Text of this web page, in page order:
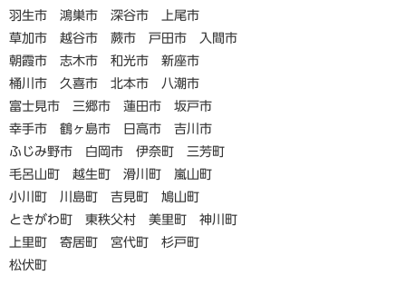
羽生市 鴻巣市 深谷市 上尾市
草加市 越谷市 蕨市 戸田市 入間市
朝霞市 志木市 和光市 新座市
桶川市 久喜市 北本市 八潮市
富士見市 三郷市 蓮田市 坂戸市
幸手市 鶴ヶ島市 日高市 吉川市
ふじみ野市 白岡市 伊奈町 三芳町
毛呂山町 越生町 滑川町 嵐山町
小川町 川島町 吉見町 鳩山町
ときがわ町 東秩父村 美里町 神川町
上里町 寄居町 宮代町 杉戸町
松伏町